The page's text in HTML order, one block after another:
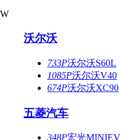
W
沃尔沃
733P沃尔沃S60L
1085P沃尔沃V40
674P沃尔沃XC90
五菱汽车
348P宏光MINIEV